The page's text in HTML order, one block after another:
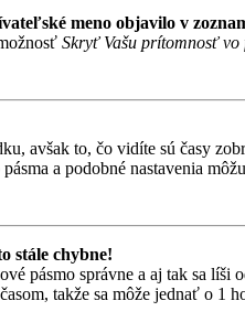
meno objavilo v
Skryť Vašu prítomnosť vo
avšak to, čo vidíte sú časy
pásma a podobné nastavenia
stále chybne!
pásmo správne a aj tak sa
takže sa môže jednať o 1